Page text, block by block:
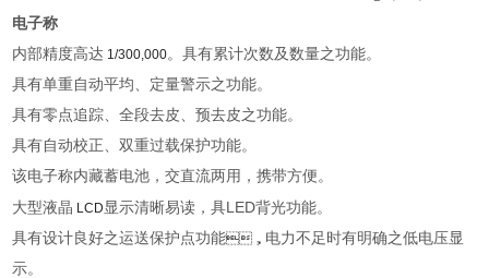
电子称
内部精度高达 1/300,000。具有累计次数及数量之功能。
具有单重自动平均、定量警示之功能。
具有零点追踪、全段去皮、预去皮之功能。
具有自动校正、双重过载保护功能。
该电子称内藏蓄电池，交直流两用，携带方便。
大型液晶 LCD显示清晰易读，具LED背光功能。
具有设计良好之运送保护点功能， 电力不足时有明确之低电压显
示。